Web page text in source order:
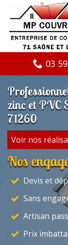
03
zinc et PVC
71260
Voir nos
Nos
Devis et
Sans
Artisan
Prix